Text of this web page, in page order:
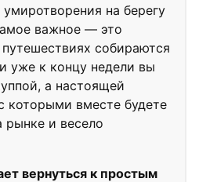
на берегу
важное — это
собираются
уже к концу недели вы
а настоящей
которыми вместе будете
рынке и весело
вернуться к простым